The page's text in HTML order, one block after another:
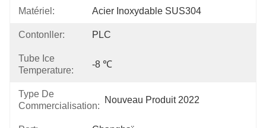
Matériel: Acier Inoxydable SUS304
Contonller: PLC
Tube Ice
Temperature:
-8 ℃
Type De
Commercialisation:
Nouveau Produit 2022